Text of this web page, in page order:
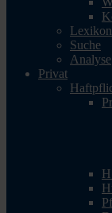
Lexikon
Suche
Analyse
Privat